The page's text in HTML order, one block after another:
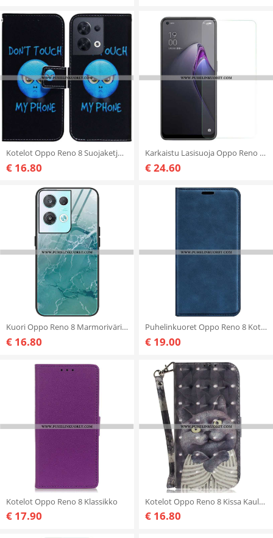
Kotelot Oppo Reno 8 Suojaketju Kuori Lanyard Emoji Puhelin
€ 16.80
Karkaistu Lasisuoja Oppo Reno 8 -Näytölle
€ 24.60
Kuori Oppo Reno 8 Marmorivärit Karkaistu Lasi
€ 16.80
Puhelinkuoret Oppo Reno 8 Kotelot Flip Klassinen Muotoilu
€ 19.00
Kotelot Oppo Reno 8 Klassikko
€ 17.90
Kotelot Oppo Reno 8 Kissa Kaulanauhalla
€ 16.80